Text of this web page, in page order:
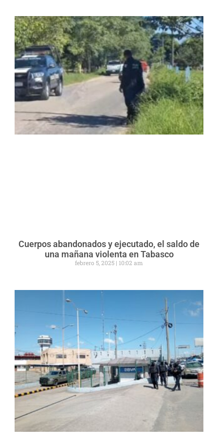
Cuerpos abandonados y ejecutado, el saldo de
una mañana violenta en Tabasco
febrero 5, 2025 10:02 am